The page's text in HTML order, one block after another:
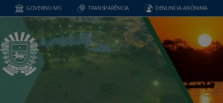
GOVERNO MS TRANSPARÊNCIA DENUNCIA ANÔNIMA